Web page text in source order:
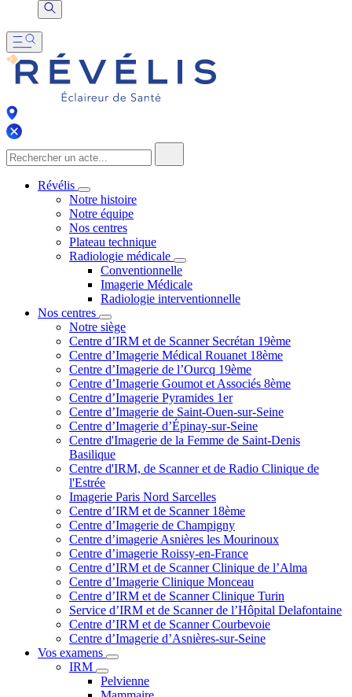
Révélis
Notre histoire
Notre équipe
Nos centres
Plateau technique
Radiologie médicale
Conventionnelle
Imagerie Médicale
Radiologie interventionnelle
Nos centres
Notre siège
Centre d’IRM et de Scanner Secrétan 19ème
Centre d’Imagerie Médical Rouanet 18ème
Centre d’Imagerie de l’Ourcq 19ème
Centre d’Imagerie Goumot et Associés 8ème
Centre d’Imagerie Pyramides 1er
Centre d’Imagerie de Saint-Ouen-sur-Seine
Centre d’Imagerie d’Épinay-sur-Seine
Centre d'Imagerie de la Femme de Saint-Denis
Basilique
Centre d'IRM, de Scanner et de Radio Clinique de
l'Estrée
Imagerie Paris Nord Sarcelles
Centre d’IRM et de Scanner 18ème
Centre d’Imagerie de Champigny
Centre d’imagerie Asnières les Mourinoux
Centre d’imagerie Roissy-en-France
Centre d’IRM et de Scanner Clinique de l’Alma
Centre d’Imagerie Clinique Monceau
Centre d’IRM et de Scanner Clinique Turin
Service d’IRM et de Scanner de l’Hôpital Delafontaine
Centre d’IRM et de Scanner Courbevoie
Centre d’Imagerie d’Asnières-sur-Seine
Vos examens
IRM
Pelvienne